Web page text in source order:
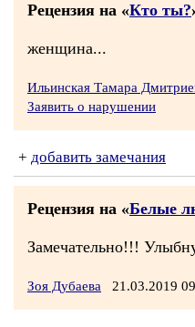
Рецензия на «Кто ты?
женщина...
Ильинская Тамара
Заявить о нарушении
+ добавить замечания
Рецензия на «Белые
Замечательно!!!
Зоя Дубаева 21.03.2019